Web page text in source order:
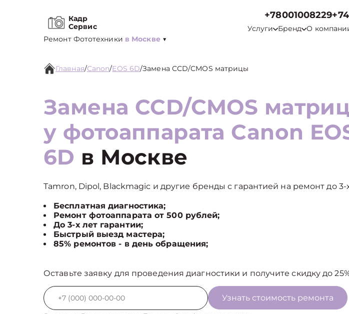
Кадр
Сервис
Ремонт Фототехники в Москве ▼
+78001008229
Услуги Бренд О
Главная/Canon/EOS 6D/Замена CCD/CMOS матрицы
Замена CCD/CMOS
у фотоаппарата Canon
6D в Москве
Tamron, Dipol, Blackmagic и другие бренды с гарантией на ремонт до 3-
Бесплатная диагностика;
Ремонт фотоаппарата от 500 рублей;
До 3-х лет гарантии;
Быстрый выезд мастера;
85% ремонтов - в день обращения;
Оставьте заявку для проведения диагностики и получите скидку до
Узнать стоимость ремонта